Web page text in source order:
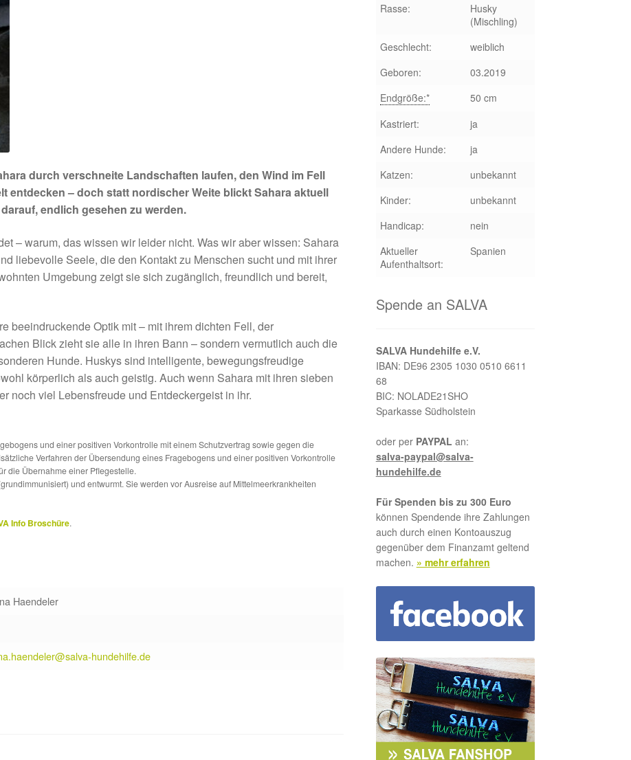
durch verschneite Landschaften laufen, den Wind im Fell
entdecken – doch statt nordischer Weite blickt Sahara aktuell
endlich gesehen zu werden.
– warum, das wissen wir leider nicht. Was wir aber wissen: Sahara
liebevolle Seele, die den Kontakt zu Menschen sucht und mit ihrer
Umgebung zeigt sie sich zugänglich, freundlich und bereit,
beeindruckende Optik mit – mit ihrem dichten Fell, der
Blick zieht sie alle in ihren Bann – sondern vermutlich auch die
Hunde. Huskys sind intelligente, bewegungsfreudige
körperlich als auch geistig. Auch wenn Sahara mit ihren sieben
noch viel Lebensfreude und Entdeckergeist in ihr.
und einer positiven Vorkontrolle mit einem Schutzvertrag sowie gegen die
Verfahren der Übersendung eines Fragebogens und einer positiven Vorkontrolle
die Übernahme einer Pflegestelle.
und entwurmt. Sie werden vor Ausreise auf Mittelmeerkrankheiten
Info Broschüre.
Haendeler
hundehilfe.de
Rasse:
Husky
(Mischling)
Geschlecht:
weiblich
Geboren:
03.2019
Endgröße:*
50 cm
Kastriert:
ja
Andere Hunde:
ja
Katzen:
unbekannt
Kinder:
unbekannt
Handicap:
nein
Aktueller
Aufenthaltsort:
Spanien
Spende an SALVA
SALVA Hundehilfe e.V.
IBAN: DE96 2305 1030 0510 6611
68
BIC: NOLADE21SHO
Sparkasse Südholstein
oder per PAYPAL an:
salva-paypal@salva-
hundehilfe.de
Für Spenden bis zu 300 Euro
können Spendende ihre Zahlungen
auch durch einen Kontoauszug
gegenüber dem Finanzamt geltend
machen. » mehr erfahren